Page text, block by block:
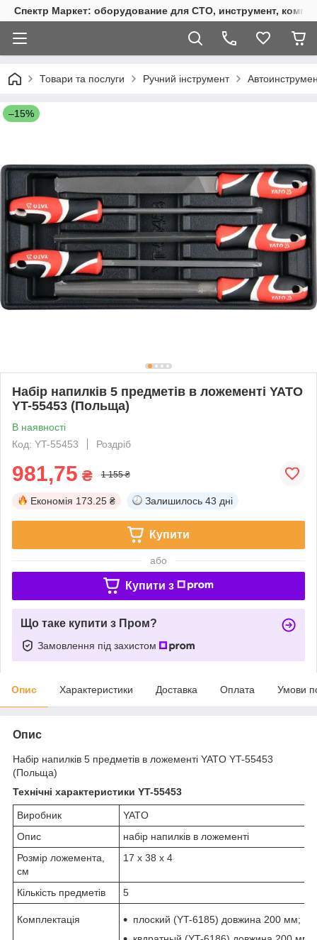
Спектр Маркет: оборудование для СТО, инструмент,
Товари та послуги Ручний інструмент
–15%
Набір напилків 5 предметів в ложементі YATO
YT-55453 (Польща)
В наявності
Код: YT-55453
Роздріб
981,75 ₴ 1 155 ₴
Економія 173.25 ₴ Залишилось 43 дні
Купити
або
Купити з
Що таке купити з Пром?
Замовлення під захистом
Опис Характеристики Доставка Оплата Умови
Опис
Набір напилків 5 предметів в ложементі YATO YT-55453
(Польща)
Технічні характеристики YT-55453
Виробник
YATO
Опис
набір напилків в ложементі
Розмір ложемента,
см
17 х 38 х 4
Кількість предметів 5
Комплектація
плоский (YT-6185) довжина 200 мм;